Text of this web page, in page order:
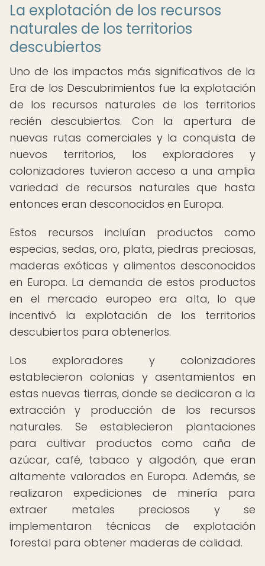
La explotación de los recursos
naturales de los territorios
descubiertos
Uno de los impactos más significativos de la
Era de los Descubrimientos fue la explotación
de los recursos naturales de los territorios
recién descubiertos. Con la apertura de
nuevas rutas comerciales y la conquista de
nuevos territorios, los exploradores y
colonizadores tuvieron acceso a una amplia
variedad de recursos naturales que hasta
entonces eran desconocidos en Europa.
Estos recursos incluían productos como
especias, sedas, oro, plata, piedras preciosas,
maderas exóticas y alimentos desconocidos
en Europa. La demanda de estos productos
en el mercado europeo era alta, lo que
incentivó la explotación de los territorios
descubiertos para obtenerlos.
Los exploradores y colonizadores
establecieron colonias y asentamientos en
estas nuevas tierras, donde se dedicaron a la
extracción y producción de los recursos
naturales. Se establecieron plantaciones
para cultivar productos como caña de
azúcar, café, tabaco y algodón, que eran
altamente valorados en Europa. Además, se
realizaron expediciones de minería para
extraer metales preciosos y se
implementaron técnicas de explotación
forestal para obtener maderas de calidad.